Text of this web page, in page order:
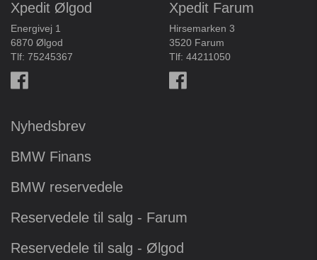
Xpedit Ølgod
Energivej 1
6870 Ølgod
Tlf: 75245367
Xpedit Farum
Hirsemarken 3
3520 Farum
Tlf: 44211050
Nyhedsbrev
BMW Finans
BMW reservedele
Reservedele til salg - Farum
Reservedele til salg - Ølgod